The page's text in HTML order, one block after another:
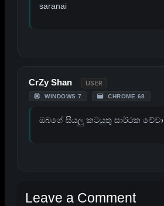
saranai
CrZy Shan USER
WINDOWS 7 CHROME 68
ඔබගේ සියලු කටයුතු සාර්ථක වේවා..
Leave a Comment